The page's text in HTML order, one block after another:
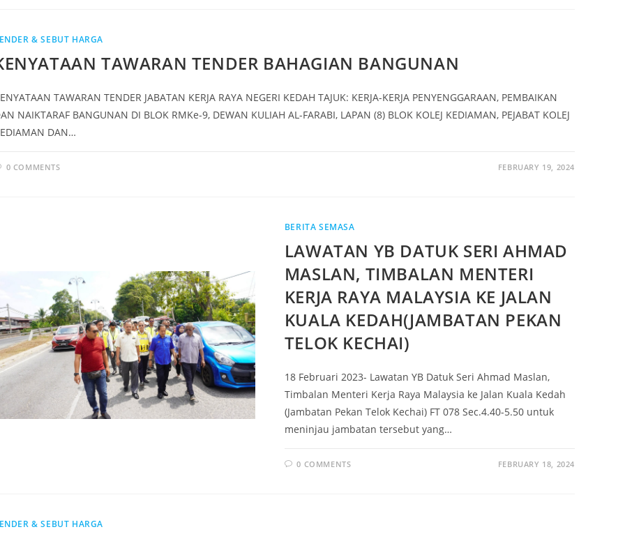
& SEBUT HARGA
TAWARAN TENDER BAHAGIAN BANGUNAN
TAWARAN TENDER JABATAN KERJA RAYA NEGERI KEDAH TAJUK: KERJA-KERJA PENYENGGARAAN, PEMBAIKAN
NAIKTARAF BANGUNAN DI BLOK RMKe-9, DEWAN KULIAH AL-FARABI, LAPAN (8) BLOK KOLEJ KEDIAMAN, PEJABAT KOLEJ
DAN…
0 COMMENTS FEBRUARY 19, 2024
BERITA SEMASA
LAWATAN YB DATUK SERI AHMAD
MASLAN, TIMBALAN MENTERI
KERJA RAYA MALAYSIA KE JALAN
KUALA KEDAH(JAMBATAN PEKAN
TELOK KECHAI)
18 Februari 2023- Lawatan YB Datuk Seri Ahmad Maslan,
Timbalan Menteri Kerja Raya Malaysia ke Jalan Kuala Kedah
(Jambatan Pekan Telok Kechai) FT 078 Sec.4.40-5.50 untuk
meninjau jambatan tersebut yang…
0 COMMENTS FEBRUARY 18, 2024
& SEBUT HARGA